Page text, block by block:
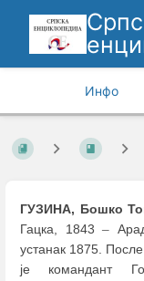
Инфо
ГУЗИНА, Бошко
Гацка, 1843–
устанак 1875.
је командант